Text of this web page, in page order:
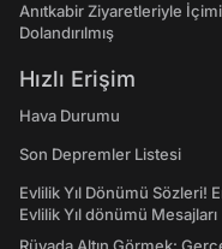
Anıtkabir Ziyaretleriyle
Dolandırılmış
Hızlı Erişim
Hava Durumu
Son Depremler Listesi
Evlilik Yıl Dönümü Sözleri!
Evlilik Yıl dönümü Mesajları